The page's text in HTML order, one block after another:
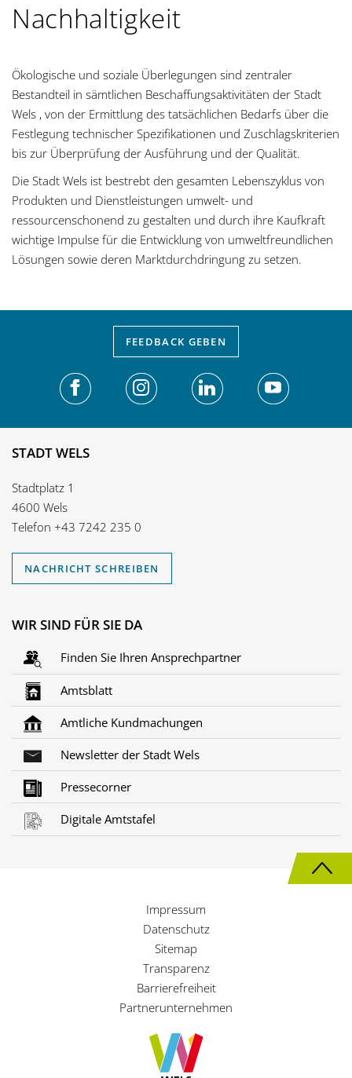
Nachhaltigkeit
Ökologische und soziale Überlegungen sind zentraler
Bestandteil in sämtlichen Beschaffungsaktivitäten der Stadt
Wels , von der Ermittlung des tatsächlichen Bedarfs über die
Festlegung technischer Spezifikationen und Zuschlagskriterien
bis zur Überprüfung der Ausführung und der Qualität.
Die Stadt Wels ist bestrebt den gesamten Lebenszyklus von
Produkten und Dienstleistungen umwelt- und
ressourcenschonend zu gestalten und durch ihre Kaufkraft
wichtige Impulse für die Entwicklung von umweltfreundlichen
Lösungen sowie deren Marktdurchdringung zu setzen.
FEEDBACK GEBEN
STADT WELS
Stadtplatz 1
4600 Wels
Telefon +43 7242 235 0
NACHRICHT SCHREIBEN
WIR SIND FÜR SIE DA
Finden Sie Ihren Ansprechpartner
Amtsblatt
Amtliche Kundmachungen
Newsletter der Stadt Wels
Pressecorner
Digitale Amtstafel
Impressum
Datenschutz
Sitemap
Transparenz
Barrierefreiheit
Partnerunternehmen